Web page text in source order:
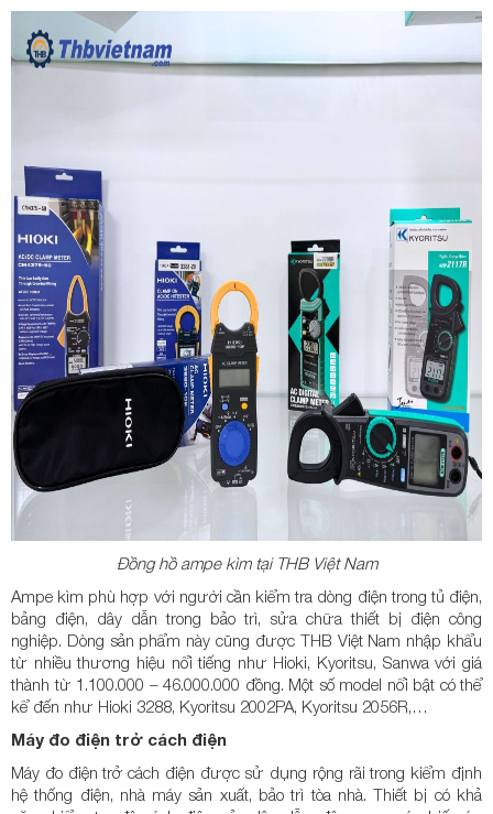
Đồng hồ ampe kìm tại THB Việt Nam
Ampe kìm phù hợp với người cần kiểm tra dòng điện trong tủ điện,
bảng điện, dây dẫn trong bảo trì, sửa chữa thiết bị điện công
nghiệp. Dòng sản phẩm này cũng được THB Việt Nam nhập khẩu
từ nhiều thương hiệu nổi tiếng như Hioki, Kyoritsu, Sanwa với giá
thành từ 1.100.000 – 46.000.000 đồng. Một số model nổi bật có thể
kể đến như Hioki 3288, Kyoritsu 2002PA, Kyoritsu 2056R,…
Máy đo điện trở cách điện
Máy đo điện trở cách điện được sử dụng rộng rãi trong kiểm định
hệ thống điện, nhà máy sản xuất, bảo trì tòa nhà. Thiết bị có khả